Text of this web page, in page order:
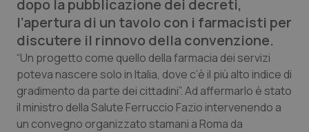
Professionisti Sanitari.AI
Abruzzo
Basilicata
QS Pro Gold
Artrite & artrosi
QS Club Newsletter
dopo la pubblicazione dei decreti,
l’apertura di un tavolo con i farmacisti per
discutere il rinnovo della convenzione.
“Un progetto come quello della farmacia dei servizi
poteva nascere solo in Italia, dove c’è il più alto indice di
gradimento da parte dei cittadini”. Ad affermarlo è stato
il ministro della Salute Ferruccio Fazio intervenendo a
un convegno organizzato stamani a Roma da